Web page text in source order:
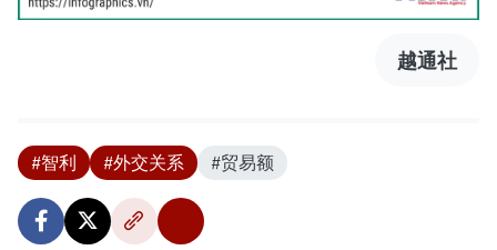
越通社
#智利 #外交关系 #贸易额